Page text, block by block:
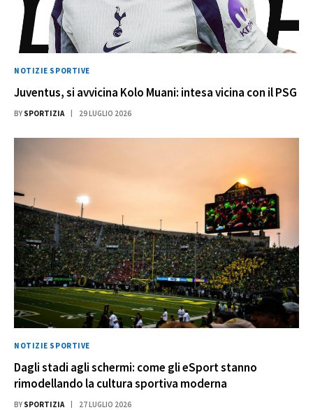
NOTIZIE SPORTIVE
Juventus, si avvicina Kolo Muani: intesa vicina con il PSG
BY SPORTIZIA 29 LUGLIO 2026
NOTIZIE SPORTIVE
Dagli stadi agli schermi: come gli eSport stanno
rimodellando la cultura sportiva moderna
BY SPORTIZIA 27 LUGLIO 2026